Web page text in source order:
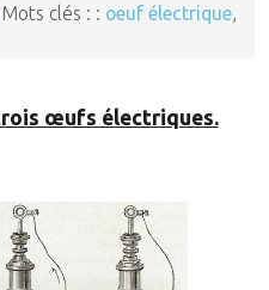
clés : : oeuf électrique
œufs électriques.